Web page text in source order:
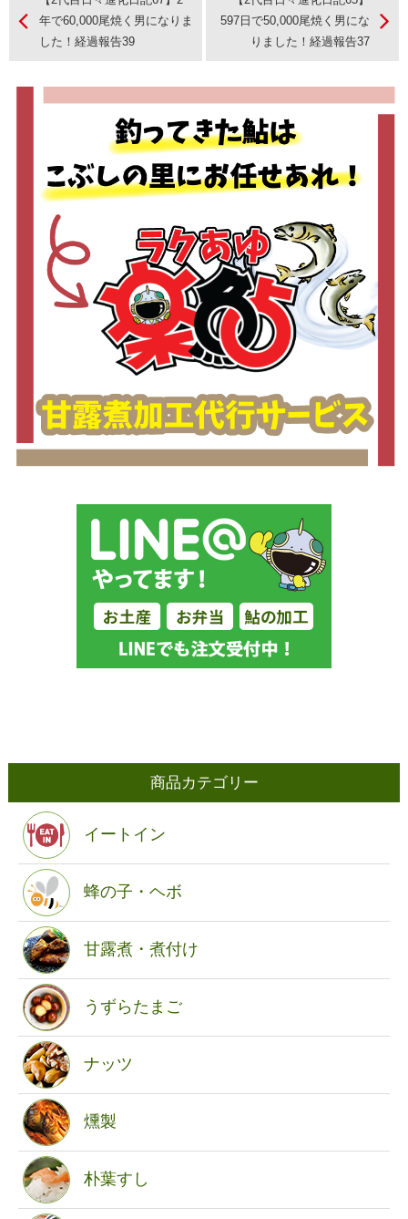
年で60,000尾焼く男になりま
した！経過報告39
597日で50,000尾焼く男にな
りました！経過報告37
商品カテゴリー
イートイン
蜂の子・ヘボ
甘露煮・煮付け
うずらたまご
ナッツ
燻製
朴葉すし